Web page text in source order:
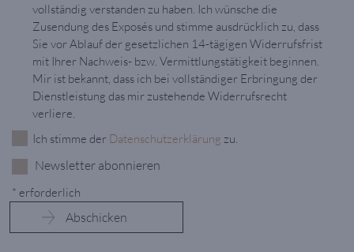
vollständig verstanden zu haben. Ich wünsche die
Zusendung des Exposés und stimme ausdrücklich zu, dass
Sie vor Ablauf der gesetzlichen 14-tägigen Widerrufsfrist
mit Ihrer Nachweis- bzw. Vermittlungstätigkeit beginnen.
Mir ist bekannt, dass ich bei vollständiger Erbringung der
Dienstleistung das mir zustehende Widerrufsrecht
verliere.
Ich stimme der Datenschutzerklärung zu.
Newsletter abonnieren
* erforderlich